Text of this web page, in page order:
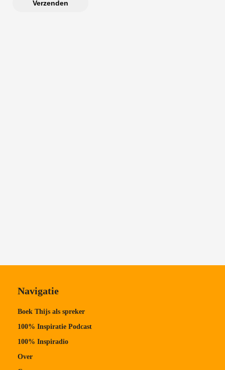
Verzenden
Navigatie
Boek Thijs als spreker
100% Inspiratie Podcast
100% Inspiradio
Over